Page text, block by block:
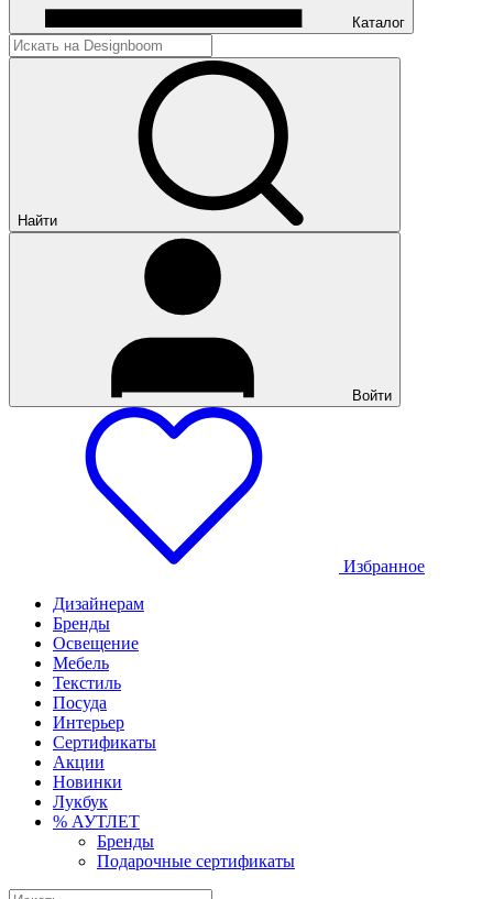
Каталог
Найти
Войти
Избранное
Дизайнерам
Бренды
Освещение
Мебель
Текстиль
Посуда
Интерьер
Сертификаты
Акции
Новинки
Лукбук
% АУТЛЕТ
Бренды
Подарочные сертификаты